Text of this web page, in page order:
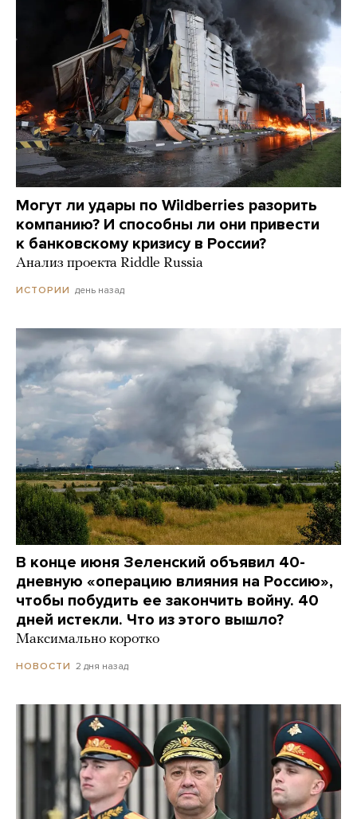
Могут ли удары по Wildberries разорить
компанию? И способны ли они привести
к банковскому кризису в России?
Анализ проекта Riddle Russia
ИСТОРИИ день назад
В конце июня Зеленский объявил 40-
дневную «операцию влияния на Россию»,
чтобы побудить ее закончить войну. 40
дней истекли. Что из этого вышло?
Максимально коротко
НОВОСТИ 2 дня назад